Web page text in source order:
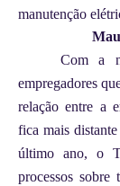
manutenção
Com a
empregadores
relação entre a
fica mais
último ano, o
processos